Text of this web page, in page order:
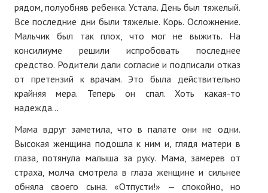
рядом, полуобняв ребенка. Устала. День был тяжелый.
Все последние дни были тяжелые. Корь. Осложнение.
Мальчик был так плох, что мог не выжить. На
консилиуме решили испробовать последнее
средство. Родители дали согласие и подписали отказ
от претензий к врачам. Это была действительно
крайняя мера. Теперь он спал. Хоть какая-то
надежда...
Мама вдруг заметила, что в палате они не одни.
Высокая женщина подошла к ним и, глядя матери в
глаза, потянула малыша за руку. Мама, замерев от
страха, молча смотрела в глаза женщине и сильнее
обняла своего сына. «Отпусти!» — спокойно, но